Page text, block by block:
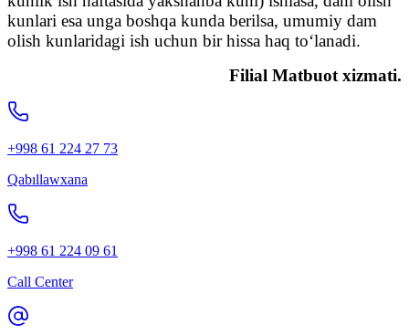
kunlari esa unga boshqa kunda berilsa, umumiy dam
olish kunlaridagi ish uchun bir hissa haq to‘lanadi.
Filial Matbuot xizmati.
+998 61 224 27 73
Qabıllawxana
+998 61 224 09 61
Call Center